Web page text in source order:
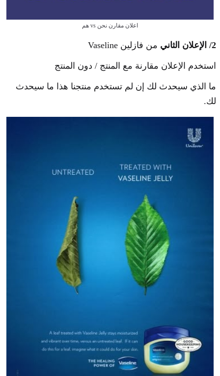
اعلان مقارن نحن vs هم
2/ الإعلان الثاني من فازلين Vaseline
استخدم الإعلان مقارنة مع المنتج / دون المنتج
ما الذي سيحدث لك إن لم تستخدم منتجنا هذا ما سيحدث
لك.